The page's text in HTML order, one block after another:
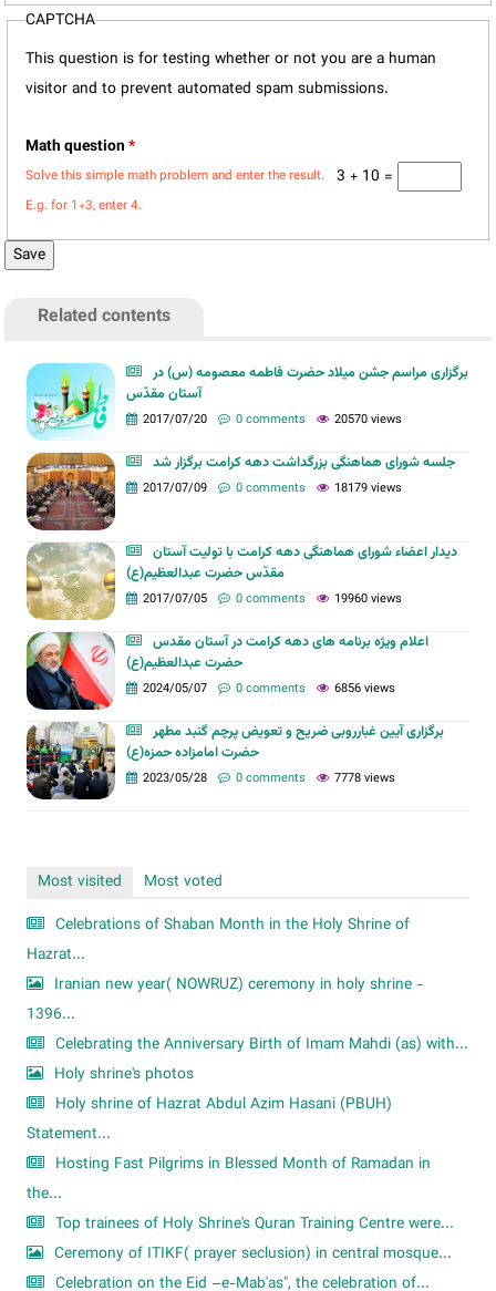
CAPTCHA
This question is for testing whether or not you are a human
visitor and to prevent automated spam submissions.
Math question*
3 + 10 =
Solve this simple math problem and enter the result.
E.g. for 1+3, enter 4.
Related contents
برگزاری مراسم جشن میلاد حضرت فاطمه معصومه (س) در
آستان مقدّس
2017/07/20 0 comments 20570 views
جلسه شورای هماهنگی بزرگداشت دهه کرامت برگزار شد
2017/07/09 0 comments 18179 views
دیدار اعضاء شورای هماهنگی دهه کرامت با تولیت آستان
مقدّس حضرت عبدالعظیم(ع)
2017/07/05 0 comments 19960 views
اعلام ویژه برنامه های دهه کرامت در آستان مقدس
حضرت عبدالعظیم(ع)
2024/05/07 0 comments 6856 views
برگزاری آیین غبارروبی ضریح و تعویض پرچم گنبد مطهر
حضرت امامزاده حمزه(ع)
2023/05/28 0 comments 7778 views
Most visited
Most voted
Celebrations of Shaban Month in the Holy Shrine of
Hazrat...
Iranian new year( NOWRUZ) ceremony in holy shrine -
1396...
Celebrating the Anniversary Birth of Imam Mahdi (as) with...
Holy shrine's photos
Holy shrine of Hazrat Abdul Azim Hasani (PBUH)
Statement...
Hosting Fast Pilgrims in Blessed Month of Ramadan in
the...
Top trainees of Holy Shrine's Quran Training Centre were...
Ceremony of ITIKF( prayer seclusion) in central mosque...
Celebration on the Eid –e-Mab'as", the celebration of...